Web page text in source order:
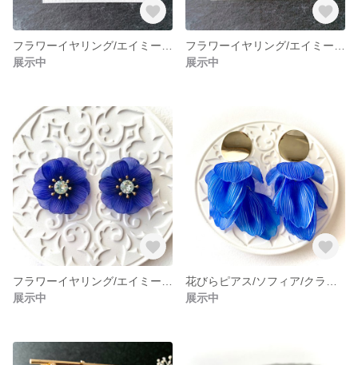
展示中
展示中
展示中
展示中